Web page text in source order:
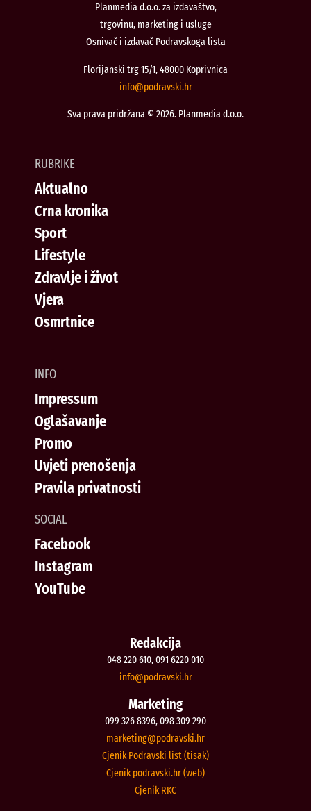
Planmedia d.o.o. za izdavaštvo,
trgovinu, marketing i usluge
Osnivač i izdavač Podravskoga lista
Florijanski trg 15/1, 48000 Koprivnica
rh.iksvardop
@ofni
Sva prava pridržana © 2026. Planmedia d.o.o.
RUBRIKE
Aktualno
Crna kronika
Sport
Lifestyle
Zdravlje i život
Vjera
Osmrtnice
INFO
Impressum
Oglašavanje
Promo
Uvjeti prenošenja
Pravila privatnosti
SOCIAL
Facebook
Instagram
YouTube
Redakcija
048 220 610, 091 6220 010
rh.iksvardop
@ofni
Marketing
099 326 8396, 098 309 290
rh.iksvardop
@gnitekram
Cjenik Podravski list (tisak)
Cjenik podravski.hr (web)
Cjenik RKC